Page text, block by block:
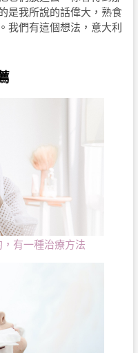
是我所說的話偉大，熟食
我們有這個想法，意大利
有一種治療方法